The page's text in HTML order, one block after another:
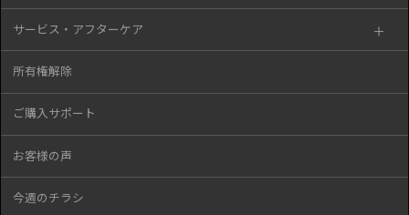
サービス・アフターケア
所有権解除
ご購入サポート
お客様の声
今週のチラシ